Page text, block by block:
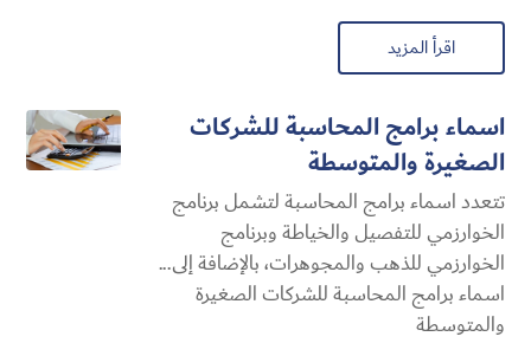
اقرأ المزيد
اسماء برامج المحاسبة للشركات
الصغيرة والمتوسطة
تتعدد اسماء برامج المحاسبة لتشمل برنامج
الخوارزمي للتفصيل والخياطة وبرنامج
الخوارزمي للذهب والمجوهرات، بالإضافة إلى...
اسماء برامج المحاسبة للشركات الصغيرة
والمتوسطة